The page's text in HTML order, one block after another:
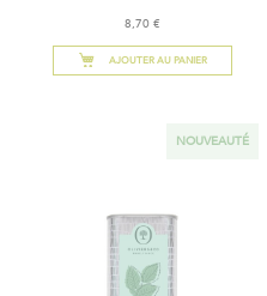
8,70 €
AJOUTER AU PANIER
NOUVEAUTÉ